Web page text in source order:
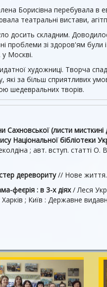
Борисівна перебувала в
театральні вистави,
досить складним.
проблеми зі здоров'ям
Москві.
художниці. Творча
які за більш сприятливих
шедевральних творів.
(листи
Національної бібліотеки
; авт. вступ. статті
деревориту// Нове
феєрія : в 3-х діях/ Леся
; Київ : Державне